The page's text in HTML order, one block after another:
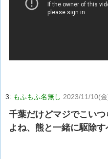
3: もふもふ名無し 2023/11/10(
千葉だけどマジでこい
よね、熊と一緒に駆除す